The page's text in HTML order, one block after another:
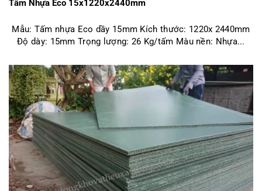
Tấm Nhựa Eco 15x1220x2440mm
Mẫu: Tấm nhựa Eco dầy 15mm Kích thước: 1220x 2440mm
Độ dày: 15mm Trọng lượng: 26 Kg/tấm Màu nền: Nhựa...